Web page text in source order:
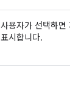
사용자가 선택하면
표시합니다.